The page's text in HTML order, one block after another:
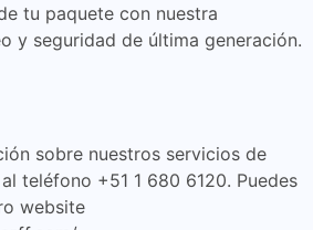
tu paquete con nuestra
y seguridad de última generación.
sobre nuestros servicios de
teléfono +51 1 680 6120. Puedes
website